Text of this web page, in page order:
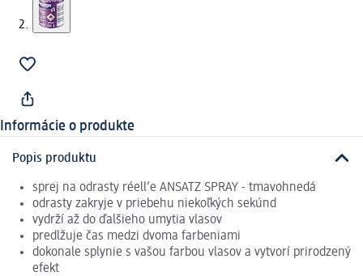
Informácie o produkte
Popis produktu
sprej na odrasty réell‘e ANSATZ SPRAY - tmavohnedá
odrasty zakryje v priebehu niekoľkých sekúnd
vydrží až do ďalšieho umytia vlasov
predlžuje čas medzi dvoma farbeniami
dokonale splynie s vašou farbou vlasov a vytvorí prirodzený
efekt